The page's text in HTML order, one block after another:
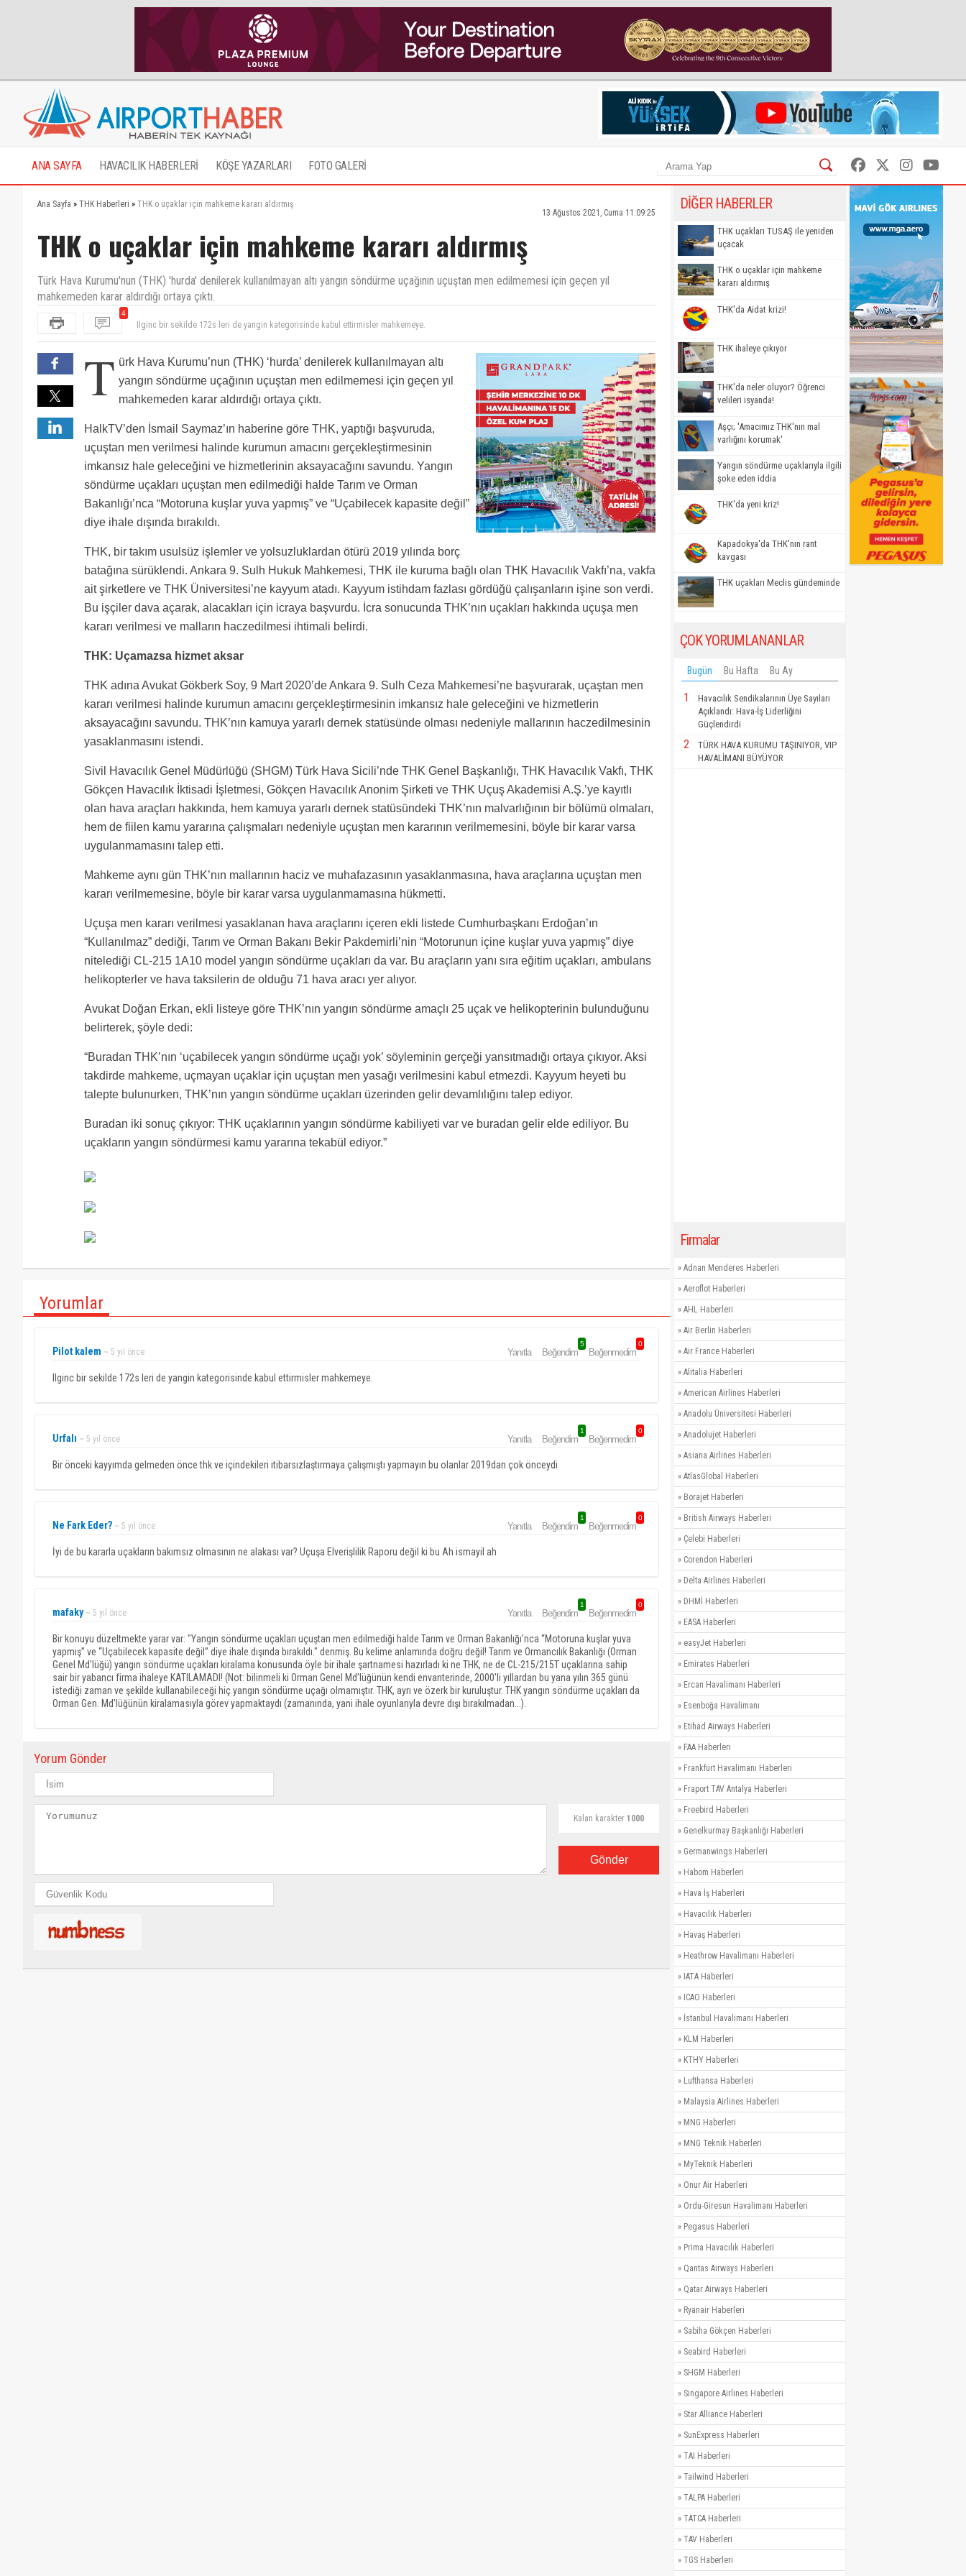
ANA SAYFA HAVACILIK HABERLERİ KÖŞE YAZARLARI FOTO GALERİ
Ana Sayfa » THK Haberleri » THK o uçaklar için mahkeme kararı aldırmış
13 Ağustos 2021, Cuma 11:09:25
THK o uçaklar için mahkeme kararı aldırmış
Türk Hava Kurumu'nun (THK) 'hurda' denilerek kullanılmayan altı yangın söndürme uçağının uçuştan men edilmemesi için geçen yıl
mahkemeden karar aldırdığı ortaya çıktı.
4
Bir önceki kayyımda gelmeden önce thk ve içindekileri itibarsızlaştırmaya çalışmıştı yapmayın bu olanlar 2019dan çok önceydi
Bir konuyu düzeltmekte yarar var: "Yangın söndürme uçakları uçuştan men edilmediği halde Tarım ve Orman Bakanlığı’nca “Motoruna kuşlar
yuva yapmış” ve “Uçabilecek kapasite değil” diye ihale dışında bırakıldı." denmiş. Bu kelime anlamında doğru değil! Tarım ve Ormancılık
Bakanlığı (Orman Genel Md'lüğü) yangın söndürme uçakları kiralama konusunda öyle bir ihale şartnamesi hazırladı ki ne THK, ne de CL-
215/215T uçaklarına sahip sair bir yabancı firma ihaleye KATILAMADI! (Not: bilinmeli ki Orman Genel Md'lüğünün kendi envanterinde, 2000'li
yıllardan bu yana yılın 365 günü istediği zaman ve şekilde kullanabileceği hiç yangın söndürme uçağı olmamıştır. THK, ayrı ve özerk bir
kuruluştur. THK yangın söndürme uçakları da Orman Gen. Md'lüğünün kiralamasıyla görev yapmaktaydı (zamanında, yani ihale oyunlarıyla
devre dışı bırakılmadan...).
Ilginc bir sekilde 172s leri de yangin kategorisinde kabul ettirmisler mahkemeye.
T ürk Hava Kurumu’nun (THK) ‘hurda’ denilerek kullanılmayan altı
yangın söndürme uçağının uçuştan men edilmemesi için geçen yıl
mahkemeden karar aldırdığı ortaya çıktı.
HalkTV’den İsmail Saymaz’ın haberine göre THK, yaptığı başvuruda,
uçuştan men verilmesi halinde kurumun amacını gerçekleştirmesinin
imkansız hale geleceğini ve hizmetlerinin aksayacağını savundu. Yangın
söndürme uçakları uçuştan men edilmediği halde Tarım ve Orman
Bakanlığı’nca “Motoruna kuşlar yuva yapmış” ve “Uçabilecek kapasite değil”
diye ihale dışında bırakıldı.
THK, bir takım usulsüz işlemler ve yolsuzluklardan ötürü 2019 yılında borç
batağına sürüklendi. Ankara 9. Sulh Hukuk Mahkemesi, THK ile kuruma bağlı olan THK Havacılık Vakfı’na, vakfa
ait şirketlere ve THK Üniversitesi’ne kayyum atadı. Kayyum istihdam fazlası gördüğü çalışanların işine son verdi.
Bu işçiler dava açarak, alacakları için icraya başvurdu. İcra sonucunda THK’nın uçakları hakkında uçuşa men
kararı verilmesi ve malların haczedilmesi ihtimali belirdi.
THK: Uçamazsa hizmet aksar
THK adına Avukat Gökberk Soy, 9 Mart 2020’de Ankara 9. Sulh Ceza Mahkemesi’ne başvurarak, uçaştan men
kararı verilmesi halinde kurumun amacını gerçekleştirmesinin imkansız hale geleceğini ve hizmetlerin
aksayacağını savundu. THK’nın kamuya yararlı dernek statüsünde olması nedeniyle mallarının haczedilmesinin
yasaklanmasını istendi.
Sivil Havacılık Genel Müdürlüğü (SHGM) Türk Hava Sicili’nde THK Genel Başkanlığı, THK Havacılık Vakfı, THK
Gökçen Havacılık İktisadi İşletmesi, Gökçen Havacılık Anonim Şirketi ve THK Uçuş Akademisi A.Ş.’ye kayıtlı
olan hava araçları hakkında, hem kamuya yararlı dernek statüsündeki THK’nın malvarlığının bir bölümü olmaları,
hem de fiilen kamu yararına çalışmaları nedeniyle uçuştan men kararının verilmemesini, böyle bir karar varsa
uygulanmamasını talep etti.
Mahkeme aynı gün THK’nın mallarının haciz ve muhafazasının yasaklanmasına, hava araçlarına uçuştan men
kararı verilmemesine, böyle bir karar varsa uygulanmamasına hükmetti.
Uçuşa men kararı verilmesi yasaklanan hava araçlarını içeren ekli listede Cumhurbaşkanı Erdoğan’ın
“Kullanılmaz” dediği, Tarım ve Orman Bakanı Bekir Pakdemirli’nin “Motorunun içine kuşlar yuva yapmış” diye
nitelediği CL-215 1A10 model yangın söndürme uçakları da var. Bu araçların yanı sıra eğitim uçakları, ambulans
helikopterler ve hava taksilerin de olduğu 71 hava aracı yer alıyor.
Avukat Doğan Erkan, ekli listeye göre THK’nın yangın söndürme amaçlı 25 uçak ve helikopterinin bulunduğunu
belirterek, şöyle dedi:
“Buradan THK’nın ‘uçabilecek yangın söndürme uçağı yok’ söyleminin gerçeği yansıtmadığı ortaya çıkıyor. Aksi
takdirde mahkeme, uçmayan uçaklar için uçuştan men yasağı verilmesini kabul etmezdi. Kayyum heyeti bu
talepte bulunurken, THK’nın yangın söndürme uçakları üzerinden gelir devamlılığını talep ediyor.
Buradan iki sonuç çıkıyor: THK uçaklarının yangın söndürme kabiliyeti var ve buradan gelir elde ediliyor. Bu
uçakların yangın söndürmesi kamu yararına tekabül ediyor.”
Yorumlar
Pilot kalem ~ 5 yıl önce Yanıtla Beğendim
5
Beğenmedim
0
Ilginc bir sekilde 172s leri de yangin kategorisinde kabul ettirmisler mahkemeye.
Urfalı ~ 5 yıl önce Yanıtla Beğendim
1
Beğenmedim
0
Bir önceki kayyımda gelmeden önce thk ve içindekileri itibarsızlaştırmaya çalışmıştı yapmayın bu olanlar 2019dan çok önceydi
Ne Fark Eder? ~ 5 yıl önce Yanıtla Beğendim
1
Beğenmedim
0
İyi de bu kararla uçakların bakımsız olmasının ne alakası var? Uçuşa Elverişlilik Raporu değil ki bu Ah ismayil ah
mafaky ~ 5 yıl önce Yanıtla Beğendim
1
Beğenmedim
0
Bir konuyu düzeltmekte yarar var: "Yangın söndürme uçakları uçuştan men edilmediği halde Tarım ve Orman Bakanlığı’nca “Motoruna kuşlar yuva
yapmış” ve “Uçabilecek kapasite değil” diye ihale dışında bırakıldı." denmiş. Bu kelime anlamında doğru değil! Tarım ve Ormancılık Bakanlığı (Orman
Genel Md'lüğü) yangın söndürme uçakları kiralama konusunda öyle bir ihale şartnamesi hazırladı ki ne THK, ne de CL-215/215T uçaklarına sahip
sair bir yabancı firma ihaleye KATILAMADI! (Not: bilinmeli ki Orman Genel Md'lüğünün kendi envanterinde, 2000'li yıllardan bu yana yılın 365 günü
istediği zaman ve şekilde kullanabileceği hiç yangın söndürme uçağı olmamıştır. THK, ayrı ve özerk bir kuruluştur. THK yangın söndürme uçakları da
Orman Gen. Md'lüğünün kiralamasıyla görev yapmaktaydı (zamanında, yani ihale oyunlarıyla devre dışı bırakılmadan...).
Yorum Gönder
Kalan karakter 1000
Gönder
DİĞER HABERLER
THK uçakları TUSAŞ ile yeniden
uçacak
THK o uçaklar için mahkeme
kararı aldırmış
THK'da Aidat krizi!
THK ihaleye çıkıyor
THK'da neler oluyor? Öğrenci
velileri isyanda!
Aşçı; 'Amacımız THK'nın mal
varlığını korumak'
Yangın söndürme uçaklarıyla ilgili
şoke eden iddia
THK'da yeni kriz!
Kapadokya'da THK'nın rant
kavgası
THK uçakları Meclis gündeminde
ÇOK YORUMLANANLAR
Bugün Bu Hafta Bu Ay
1
Havacılık Sendikalarının Üye Sayıları
Açıklandı: Hava-İş Liderliğini
Güçlendirdi
2
TÜRK HAVA KURUMU TAŞINIYOR, VIP
HAVALİMANI BÜYÜYOR
Firmalar
» Adnan Menderes Haberleri
» Aeroflot Haberleri
» AHL Haberleri
» Air Berlin Haberleri
» Air France Haberleri
» Alitalia Haberleri
» American Airlines Haberleri
» Anadolu Üniversitesi Haberleri
» Anadolujet Haberleri
» Asiana Airlines Haberleri
» AtlasGlobal Haberleri
» Borajet Haberleri
» British Airways Haberleri
» Çelebi Haberleri
» Corendon Haberleri
» Delta Airlines Haberleri
» DHMİ Haberleri
» EASA Haberleri
» easyJet Haberleri
» Emirates Haberleri
» Ercan Havalimanı Haberleri
» Esenboğa Havalimanı
» Etihad Airways Haberleri
» FAA Haberleri
» Frankfurt Havalimanı Haberleri
» Fraport TAV Antalya Haberleri
» Freebird Haberleri
» Genelkurmay Başkanlığı Haberleri
» Germanwings Haberleri
» Habom Haberleri
» Hava İş Haberleri
» Havacılık Haberleri
» Havaş Haberleri
» Heathrow Havalimanı Haberleri
» IATA Haberleri
» ICAO Haberleri
» İstanbul Havalimanı Haberleri
» KLM Haberleri
» KTHY Haberleri
» Lufthansa Haberleri
» Malaysia Airlines Haberleri
» MNG Haberleri
» MNG Teknik Haberleri
» MyTeknik Haberleri
» Onur Air Haberleri
» Ordu-Giresun Havalimanı Haberleri
» Pegasus Haberleri
» Prima Havacılık Haberleri
» Qantas Airways Haberleri
» Qatar Airways Haberleri
» Ryanair Haberleri
» Sabiha Gökçen Haberleri
» Seabird Haberleri
» SHGM Haberleri
» Singapore Airlines Haberleri
» Star Alliance Haberleri
» SunExpress Haberleri
» TAI Haberleri
» Tailwind Haberleri
» TALPA Haberleri
» TATCA Haberleri
» TAV Haberleri
» TGS Haberleri